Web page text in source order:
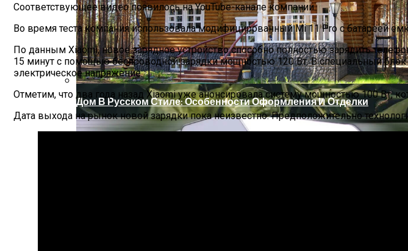
Дом В Русском Стиле: Особенности Оформления И Отделки
Соответствующее видео появилось на YouTube-канале компании.
Во время теста компания использовала модифицированный Mi 11 Pro с батареей
По данным Xiaomi, новое зарядное устройство способно полностью зарядить
15 минут с помощью беспроводной зарядки мощностью 120 Вт. В специальный
электрическое напряжение.
Отметим, что два года назад Xiaomi уже анонсировала систему мощностью 100 Вт,
Дата выхода на рынок новой зарядки пока неизвестно. Предположительно